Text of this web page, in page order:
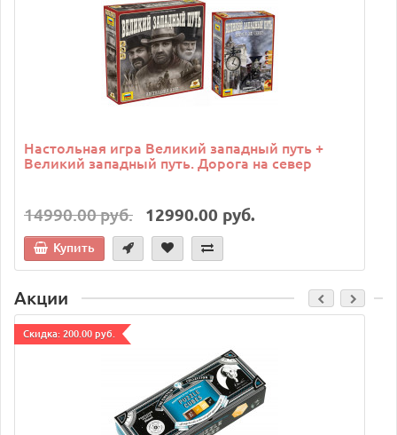
Настольная игра Великий западный путь +
Великий западный путь. Дорога на север
14990.00 руб. 12990.00 руб.
Купить
Акции
Cкидка: 200.00 руб.